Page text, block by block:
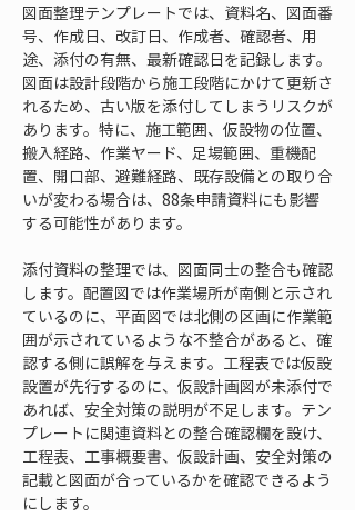
図面整理テンプレートでは、資料名、図面番
号、作成日、改訂日、作成者、確認者、用
途、添付の有無、最新確認日を記録します。
図面は設計段階から施工段階にかけて更新さ
れるため、古い版を添付してしまうリスクが
あります。特に、施工範囲、仮設物の位置、
搬入経路、作業ヤード、足場範囲、重機配
置、開口部、避難経路、既存設備との取り合
いが変わる場合は、88条申請資料にも影響
する可能性があります。
添付資料の整理では、図面同士の整合も確認
します。配置図では作業場所が南側と示され
ているのに、平面図では北側の区画に作業範
囲が示されているような不整合があると、確
認する側に誤解を与えます。工程表では仮設
設置が先行するのに、仮設計画図が未添付で
あれば、安全対策の説明が不足します。テン
プレートに関連資料との整合確認欄を設け、
工程表、工事概要書、仮設計画、安全対策の
記載と図面が合っているかを確認できるよう
にします。